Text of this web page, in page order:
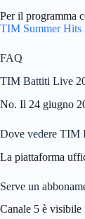
Per il programma
TIM Summer Hits
FAQ
TIM Battiti Live
No. Il 24 giugno
Dove vedere TIM
La piattaforma
Serve un
Canale 5 è visibile